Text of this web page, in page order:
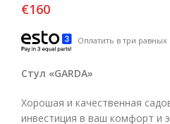
€160
Оплатить в три равных
Стул «GARDA»
Хорошая и качественная
инвестиция в ваш комфорт и